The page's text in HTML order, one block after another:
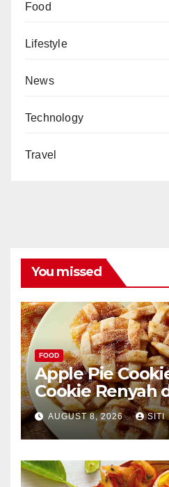
Food
Lifestyle
News
Technology
Travel
You missed
FOOD
Apple Pie
Cookie Renyah
AUGUST 8, 2026 SITI